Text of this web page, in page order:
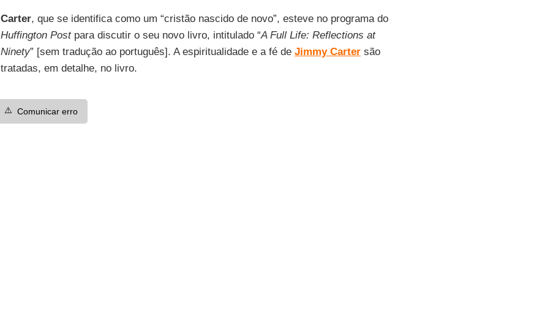
Carter, que se identifica como um “cristão nascido de novo”, esteve no programa do
Huffington Postpara discutir o seu novo livro, intitulado “A Full Life: Reflections at
Ninety” [sem tradução ao português]. A espiritualidade e a fé de Jimmy Cartersão
tratadas, em detalhe, no livro.
⚠️ Comunicar erro